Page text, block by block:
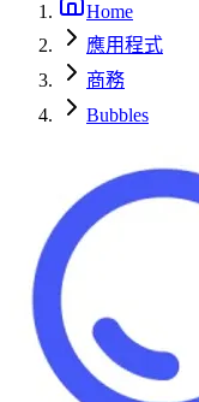
Home
應用程式
商務
Bubbles